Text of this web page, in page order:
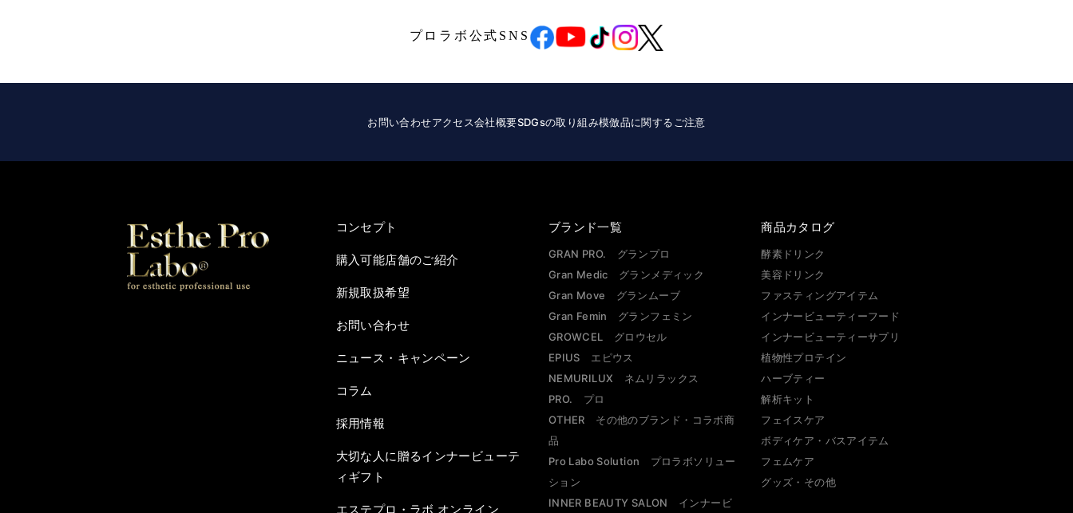
プロラボ公式SNS
お問い合わせアクセス会社概要SDGsの取り組み模倣品に関するご注意
コンセプト
購入可能店舗のご紹介
新規取扱希望
お問い合わせ
ニュース・キャンペーン
コラム
採用情報
大切な人に贈るインナービューテ
ィギフト
エステプロ・ラボ オンライン
ブランド一覧
GRAN PRO. グランプロ
Gran Medic グランメディック
Gran Move グランムーブ
Gran Femin グランフェミン
GROWCEL グロウセル
EPIUS エピウス
NEMURILUX ネムリラックス
PRO. プロ
OTHER その他のブランド・コラボ商
品
Pro Labo Solution プロラボソリュー
ション
INNER BEAUTY SALON インナービ
商品カタログ
酵素ドリンク
美容ドリンク
ファスティングアイテム
インナービューティーフード
インナービューティーサプリ
植物性プロテイン
ハーブティー
解析キット
フェイスケア
ボディケア・バスアイテム
フェムケア
グッズ・その他